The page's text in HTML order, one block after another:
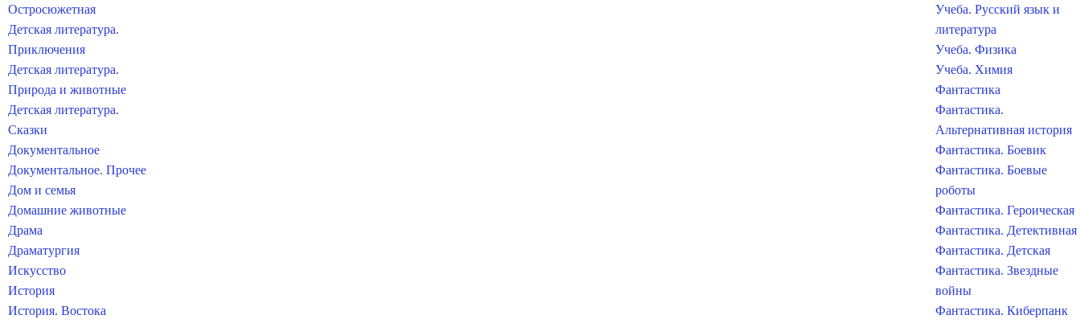
Остросюжетная
Детская литература.
Приключения
Детская литература.
Природа и животные
Детская литература.
Сказки
Документальное
Документальное. Прочее
Дом и семья
Домашние животные
Драма
Драматургия
Искусство
История
История. Востока
Учеба. Русский язык и
литература
Учеба. Физика
Учеба. Химия
Фантастика
Фантастика.
Альтернативная история
Фантастика. Боевик
Фантастика. Боевые
роботы
Фантастика. Героическая
Фантастика. Детективная
Фантастика. Детская
Фантастика. Звездные
войны
Фантастика. Киберпанк